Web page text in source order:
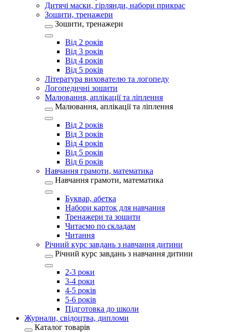
Дитячі маски, гірлянди, набори прикрас
Зошити, тренажери
Зошити, тренажери
Від 2 років
Від 3 років
Від 4 років
Від 5 років
Література вихователю та логопеду
Логопедичні зошити
Малювання, аплікації та ліплення
Малювання, аплікації та ліплення
Від 2 років
Від 3 років
Від 4 років
Від 5 років
Від 6 років
Навчання грамоти, математика
Навчання грамоти, математика
Буквар, абетка
Набори карток для навчання
Тренажери та зошити
Читаємо по складам
Читання
Річний курс завдань з навчання дитини
Річний курс завдань з навчання дитини
2-3 роки
3-4 роки
4-5 років
5-6 років
Підготовка до школи
Журнали, свідоцтва, дипломи
Каталог товарів